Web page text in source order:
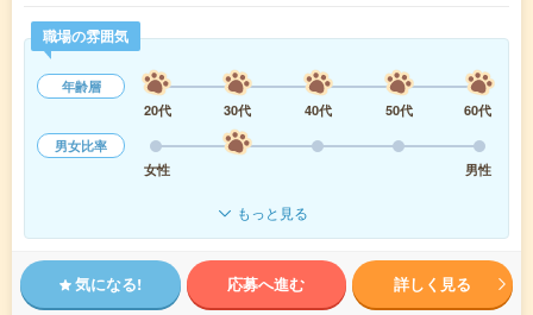
職場の雰囲気
年齢層
20代
30代 40代 50代
60代
男女比率
女性
男性
もっと見る
気になる! 応募へ進む 詳しく見る